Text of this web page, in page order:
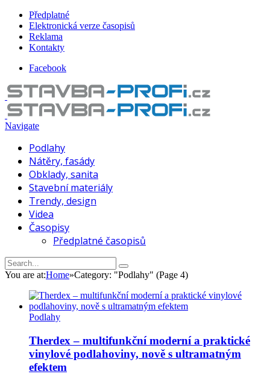
Předplatné
Elektronická verze časopisů
Reklama
Kontakty
Facebook
Navigate
Podlahy
Nátěry, fasády
Obklady, sanita
Stavební materiály
Trendy, design
Videa
Časopisy
Předplatné časopisů
You are at:Home»Category: "Podlahy" (Page 4)
Podlahy
Therdex – multifunkční moderní a praktické
vinylové podlahoviny, nově s ultramatným
efektem